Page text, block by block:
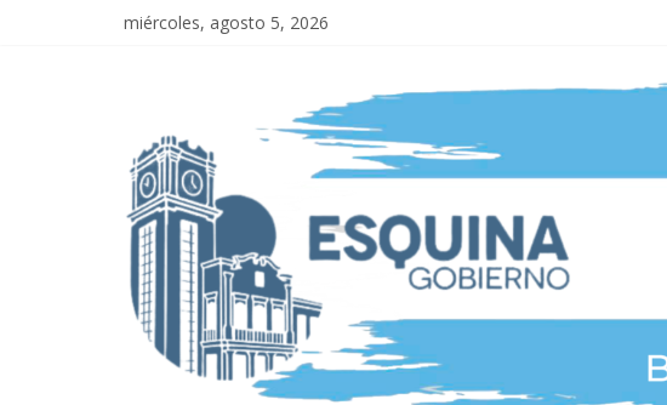
miércoles, agosto 5, 2026